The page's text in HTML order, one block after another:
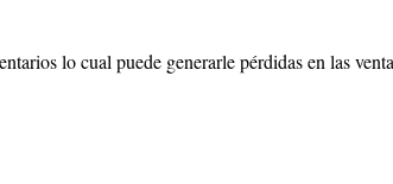
lo cual puede generarle pérdidas en las